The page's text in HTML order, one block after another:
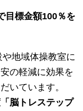
目標金額100％を
地域体操教室に
の軽減に効果を
いています。
脳トレステップ